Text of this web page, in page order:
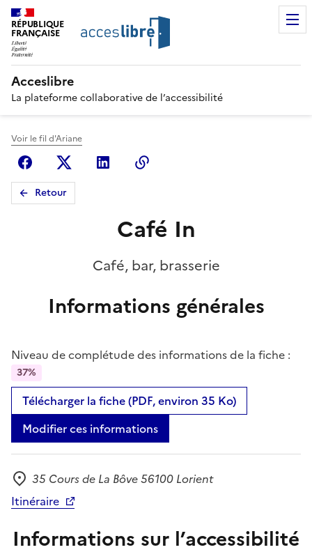
RÉPUBLIQUE
FRANÇAISE
Acceslibre
La plateforme collaborative de l’accessibilité
Voir le fil d'Ariane
FacebookX (anciennement Twitter)
Linkedin
Retour
Café In
Café, bar, brasserie
Informations générales
Niveau de complétude des informations de la fiche :
37%
Télécharger la fiche (PDF, environ 35 Ko)
Modifier ces informations
Adresse
35 Cours de La Bôve 56100 Lorient
Itinéraire
Informations sur l’accessibilité